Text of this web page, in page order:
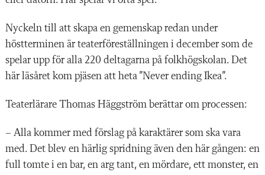
Nyckeln till att skapa en gemenskap redan under
höstterminen är teaterföreställningen i december som de
spelar upp för alla 220 deltagarna på folkhögskolan. Det
här läsåret kom pjäsen att heta ”Never ending Ikea”.
Teaterlärare Thomas Häggström berättar om processen:
– Alla kommer med förslag på karaktärer som ska vara
med. Det blev en härlig spridning även den här gången: en
full tomte i en bar, en arg tant, en mördare, ett monster, en